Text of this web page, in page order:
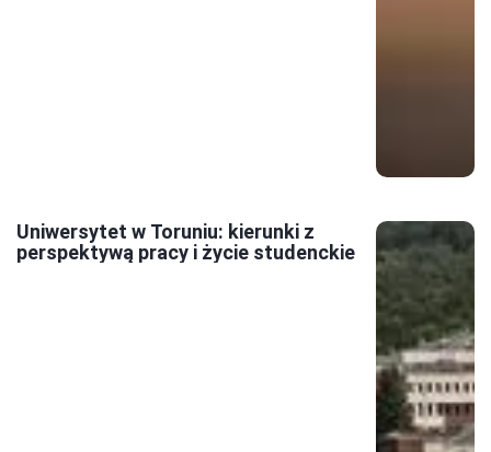
Uniwersytet w Toruniu: kierunki z
perspektywą pracy i życie studenckie